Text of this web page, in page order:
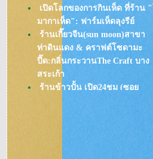
เปิดโลกของการกินเห็ด ที่ร้าน
มากาเห็ด": ฟาร์มเห็ดลุงรีย์
ร้านเกี๊ยวจีน(sun moon)สาขา
ท่าดินแดง & คราฟต์โซดามะ
ปี๊ด:กลิ่นกระวานThe Craft บาง
สระเก้า
ร้านข้าวปั้น เปิด24ชม (ซอ